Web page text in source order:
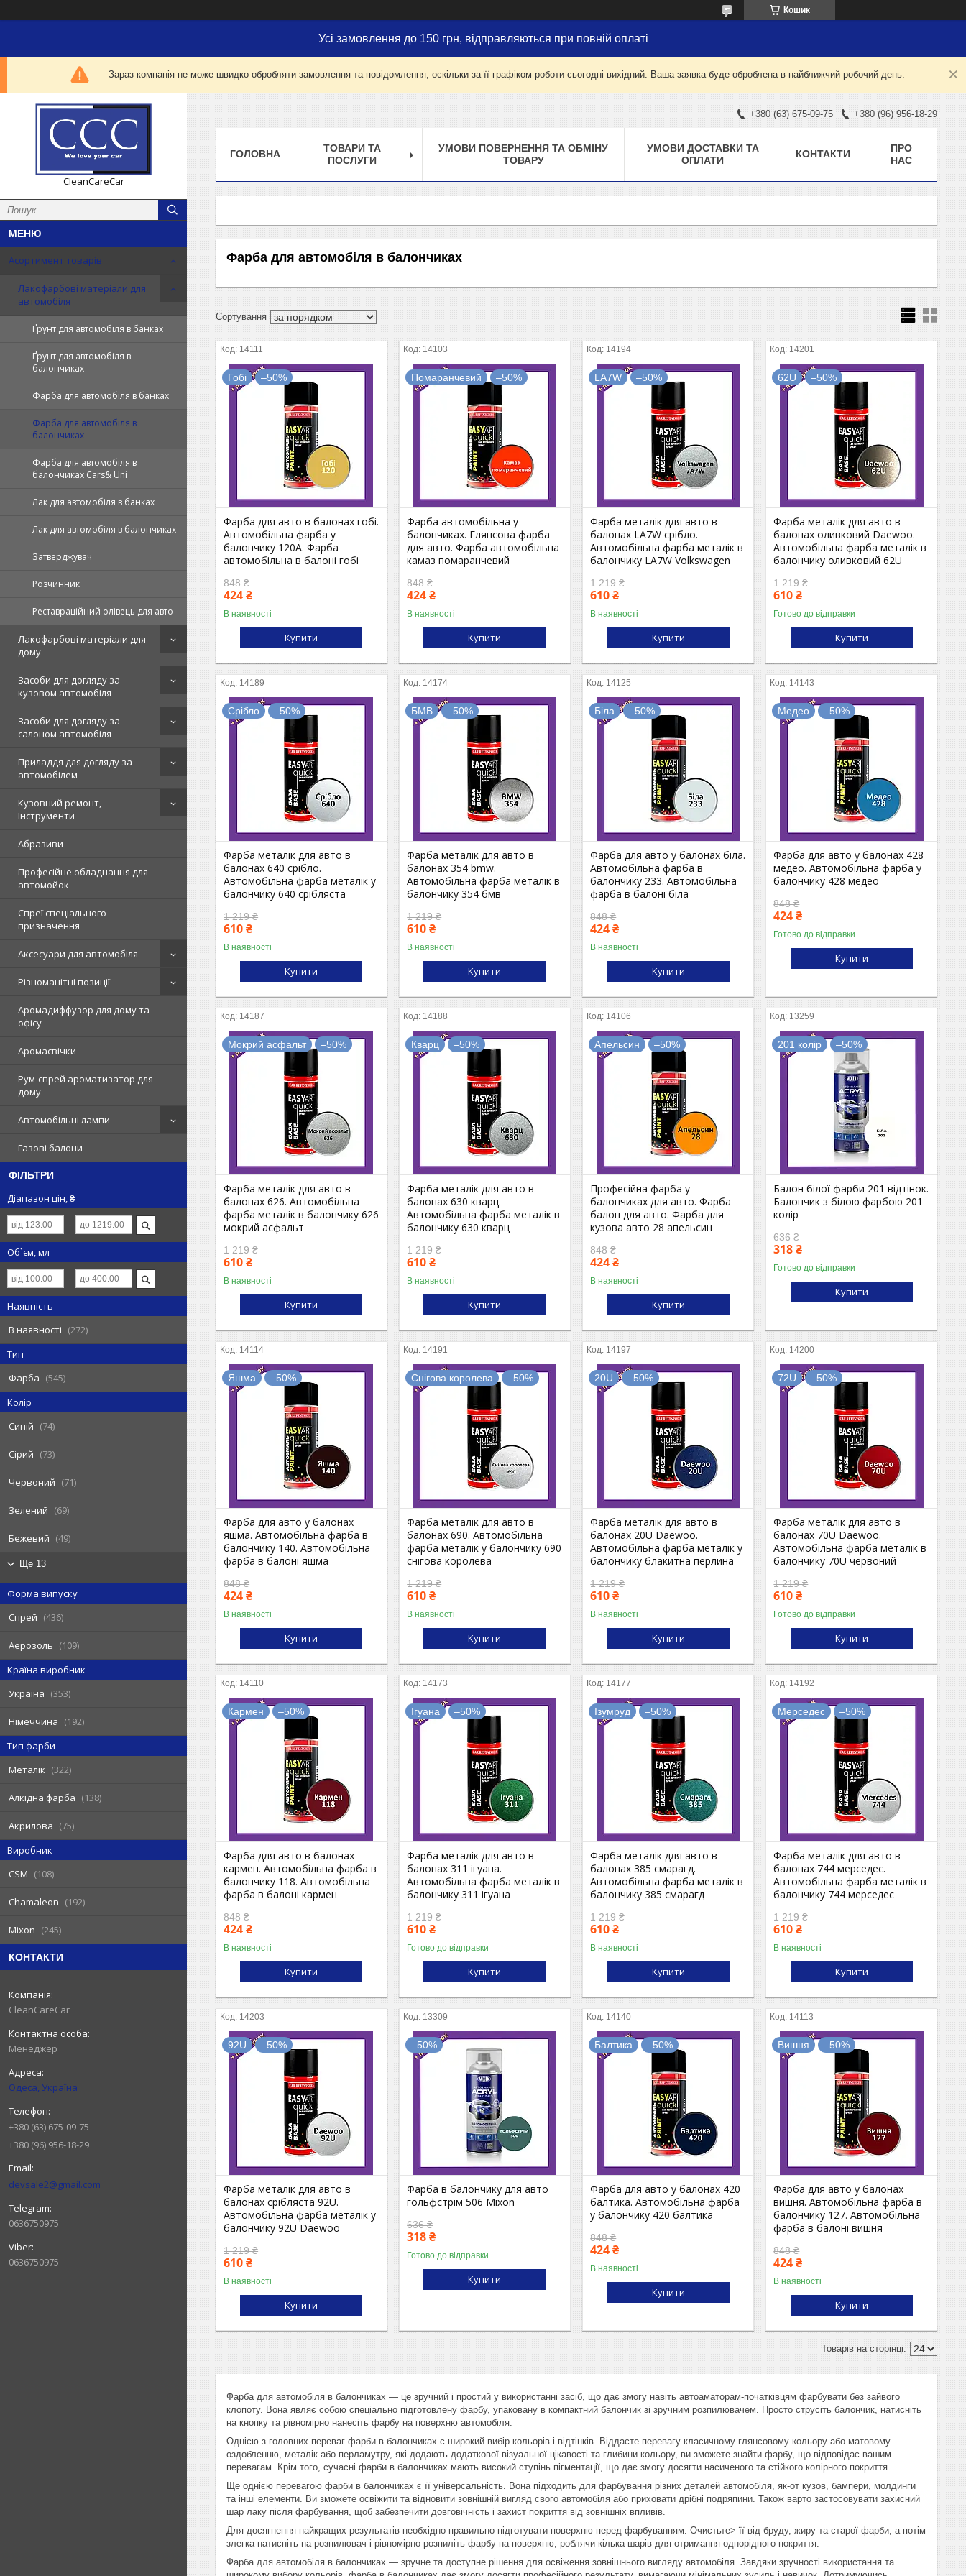
Кошик
Усі замовлення до 150 грн, відправляються при повній оплаті
Зараз компанія не може швидко обробляти замовлення та повідомлення, оскільки за її графіком роботи сьогодні вихідний. Ваша заявка буде оброблена в найближчий робочий день.
CleanCareCar
Асортимент товарів
Лакофарбові матеріали для
автомобіля
Ґрунт для автомобіля в банках
Ґрунт для автомобіля в
балончиках
Фарба для автомобіля в банках
Фарба для автомобіля в
балончиках
Фарба для автомобіля в
балончиках Cars& Uni
Лак для автомобіля в банках
Лак для автомобіля в балончиках
Затверджувач
Розчинник
Реставраційний олівець для авто
Лакофарбові матеріали для
дому
Засоби для догляду за
кузовом автомобіля
Засоби для догляду за
салоном автомобіля
Приладдя для догляду за
автомобілем
Кузовний ремонт,
Інструменти
Абразиви
Професійне обладнання для
автомойок
Спреї спеціального
призначення
Аксесуари для автомобіля
Різноманітні позиції
Аромадиффузор для дому та
офісу
Аромасвічки
Рум-спрей ароматизатор для
дому
Автомобільні лампи
Газові балони
ФІЛЬТРИ
Діапазон цін, ₴
Об`єм, мл
Наявність
В наявності
272
Тип
Фарба
545
Колір
Синій
74
Сірий 73
Червоний 71
Зелений 69
Бежевий 49
Ще 13
Форма випуску
Спрей
436
Аерозоль
109
Країна виробник
Україна
353
Німеччина
192
Тип фарби
Металік
322
Алкідна фарба 138
Акрилова
75
Виробник
CSM
108
Chamaleon 192
Mixon 245
КОНТАКТИ
CleanCareCar
Менеджер
Одеса, Україна
+380 (63) 675-09-75
+380 (96) 956-18-29
devsale2@gmail.com
0636750975
0636750975
+380 (63) 675-09-75 +380 (96) 956-18-29
ГОЛОВНА
ТОВАРИ ТА
ПОСЛУГИ
УМОВИ ПОВЕРНЕННЯ ТА ОБМІНУ
ТОВАРУ
УМОВИ ДОСТАВКИ ТА
ОПЛАТИ
КОНТАКТИ
ПРО
НАС
Фарба для автомобіля в балончиках
14111
Гобі –50%
Фарба для авто в балонах гобі.
Автомобільна фарба у
балончику 120A. Фарба
автомобільна в балоні гобі
848 ₴
424 ₴
В наявності
Купити
14103
Помаранчевий –50%
Фарба автомобільна у
балончиках. Глянсова фарба
для авто. Фарба автомобільна
камаз помаранчевий
848 ₴
424 ₴
В наявності
Купити
14194
LA7W –50%
Фарба металік для авто в
балонах LA7W срібло.
Автомобільна фарба металік в
балончику LA7W Volkswagen
1 219 ₴
610 ₴
В наявності
Купити
14201
62U –50%
Фарба металік для авто в
балонах оливковий Daewoo.
Автомобільна фарба металік в
балончику оливковий 62U
1 219 ₴
610 ₴
Готово до відправки
Купити
14189
Срібло –50%
Фарба металік для авто в
балонах 640 срібло.
Автомобільна фарба металік у
балончику 640 срібляста
1 219 ₴
610 ₴
В наявності
Купити
14174
БМВ –50%
Фарба металік для авто в
балонах 354 bmw.
Автомобільна фарба металік в
балончику 354 бмв
1 219 ₴
610 ₴
В наявності
Купити
14125
Біла –50%
Фарба для авто у балонах біла.
Автомобільна фарба в
балончику 233. Автомобільна
фарба в балоні біла
848 ₴
424 ₴
В наявності
Купити
14143
Медео –50%
Фарба для авто у балонах 428
медео. Автомобільна фарба у
балончику 428 медео
848 ₴
424 ₴
Готово до відправки
Купити
14187
Мокрий асфальт –50%
Фарба металік для авто в
балонах 626. Автомобільна
фарба металік в балончику 626
мокрий асфальт
1 219 ₴
610 ₴
В наявності
Купити
14188
Кварц –50%
Фарба металік для авто в
балонах 630 кварц.
Автомобільна фарба металік в
балончику 630 кварц
1 219 ₴
610 ₴
В наявності
Купити
14106
Апельсин –50%
Професійна фарба у
балончиках для авто. Фарба
балон для авто. Фарба для
кузова авто 28 апельсин
848 ₴
424 ₴
В наявності
Купити
13259
201 колір –50%
Балон білої фарби 201 відтінок.
Балончик з білою фарбою 201
колір
636 ₴
318 ₴
Готово до відправки
Купити
14114
Яшма –50%
Фарба для авто у балонах
яшма. Автомобільна фарба в
балончику 140. Автомобільна
фарба в балоні яшма
848 ₴
424 ₴
В наявності
Купити
14191
Снігова королева –50%
Фарба металік для авто в
балонах 690. Автомобільна
фарба металік у балончику 690
снігова королева
1 219 ₴
610 ₴
В наявності
Купити
14197
20U –50%
Фарба металік для авто в
балонах 20U Daewoo.
Автомобільна фарба металік у
балончику блакитна перлина
1 219 ₴
610 ₴
В наявності
Купити
14200
72U –50%
Фарба металік для авто в
балонах 70U Daewoo.
Автомобільна фарба металік в
балончику 70U червоний
1 219 ₴
610 ₴
Готово до відправки
Купити
14110
Кармен –50%
Фарба для авто в балонах
кармен. Автомобільна фарба в
балончику 118. Автомобільна
фарба в балоні кармен
848 ₴
424 ₴
В наявності
Купити
14173
Ігуана –50%
Фарба металік для авто в
балонах 311 ігуана.
Автомобільна фарба металік в
балончику 311 ігуана
1 219 ₴
610 ₴
Готово до відправки
Купити
14177
Ізумруд –50%
Фарба металік для авто в
балонах 385 смарагд.
Автомобільна фарба металік в
балончику 385 смарагд
1 219 ₴
610 ₴
В наявності
Купити
14192
Мерседес –50%
Фарба металік для авто в
балонах 744 мерседес.
Автомобільна фарба металік в
балончику 744 мерседес
1 219 ₴
610 ₴
В наявності
Купити
14203
92U –50%
Фарба металік для авто в
балонах срібляста 92U.
Автомобільна фарба металік у
балончику 92U Daewoo
1 219 ₴
610 ₴
В наявності
Купити
13309
–50%
Фарба в балончику для авто
гольфстрім 506 Mixon
636 ₴
318 ₴
Готово до відправки
Купити
14140
Балтика –50%
Фарба для авто у балонах 420
балтика. Автомобільна фарба
у балончику 420 балтика
848 ₴
424 ₴
В наявності
Купити
14113
Вишня –50%
Фарба для авто у балонах
вишня. Автомобільна фарба в
балончику 127. Автомобільна
фарба в балоні вишня
848 ₴
424 ₴
В наявності
Купити
Фарба для автомобіля в балончиках — це зручний і простий у використанні засіб, що дає змогу навіть автоаматорам-початківцям фарбувати без зайвого
клопоту. Вона являє собою спеціально підготовлену фарбу, упаковану в компактний балончик зі зручним розпилювачем. Просто струсіть балончик, натисніть
на кнопку та рівномірно нанесіть фарбу на поверхню автомобіля.
Однією з головних переваг фарби в балончиках є широкий вибір кольорів і відтінків. Віддаєте перевагу класичному глянсовому кольору або матовому
оздобленню, металік або перламутру, які додають додаткової візуальної цікавості та глибини кольору, ви зможете знайти фарбу, що відповідає вашим
перевагам. Крім того, сучасні фарби в балончиках мають високий ступінь пігментації, що дає змогу досягти насиченого та стійкого колірного покриття.
Ще однією перевагою фарби в балончиках є її універсальність. Вона підходить для фарбування різних деталей автомобіля, як-от кузов, бампери, молдинги
та інші елементи. Ви зможете освіжити та відновити зовнішній вигляд свого автомобіля або приховати дрібні подряпини. Також варто застосовувати захисний
шар лаку після фарбування, щоб забезпечити довговічність і захист покриття від зовнішніх впливів.
Для досягнення найкращих результатів необхідно правильно підготувати поверхню перед фарбуванням. Очистьте> її від бруду, жиру та старої фарби, а потім
злегка натисніть на розпилювач і рівномірно розпиліть фарбу на поверхню, роблячи кілька шарів для отримання однорідного покриття.
Фарба для автомобіля в балончиках — зручне та доступне рішення для освіження зовнішнього вигляду автомобіля. Завдяки зручності використання та